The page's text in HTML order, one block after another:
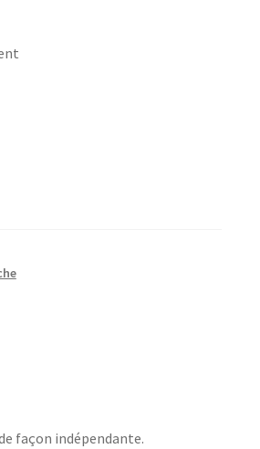
façon indépendante.